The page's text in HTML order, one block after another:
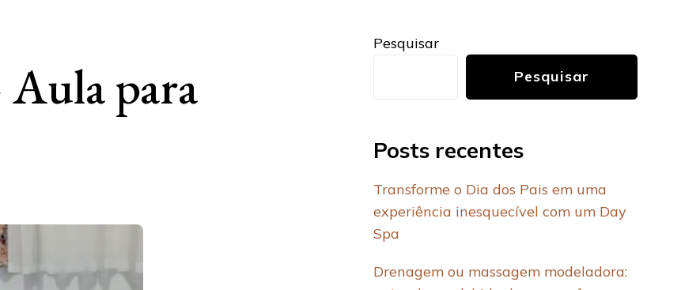
Aula para
Pesquisar
Pesquisar
Posts recentes
Transforme o Dia dos Pais em uma
experiência inesquecível com um Day
Spa
Drenagem ou massagem modeladora: